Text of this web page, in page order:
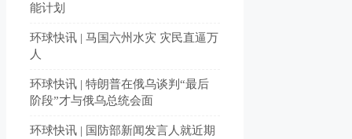
能计划
环球快讯 | 马国六州水灾 灾民直逼万
人
环球快讯 | 特朗普在俄乌谈判“最后
阶段”才与俄乌总统会面
环球快讯 | 国防部新闻发言人就近期